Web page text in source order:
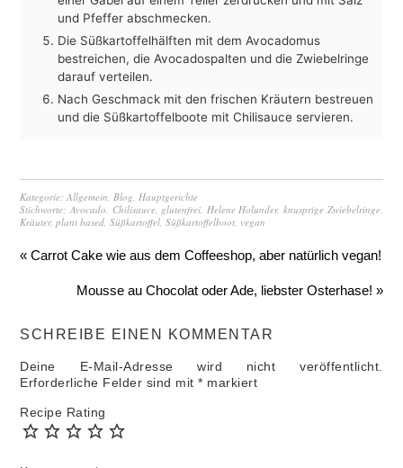
und Pfeffer abschmecken.
Die Süßkartoffelhälften mit dem Avocadomus
bestreichen, die Avocadospalten und die Zwiebelringe
darauf verteilen.
Nach Geschmack mit den frischen Kräutern bestreuen
und die Süßkartoffelboote mit Chilisauce servieren.
Kategorie:Allgemein,Blog,Hauptgerichte
Stichworte: Avocado, Chilisauce, glutenfrei, Helene Holunder,knusprige Zwiebelringe,
Kräuter,plant based,Süßkartoffel,Süßkartoffelboot, vegan
« Carrot Cake wie aus dem Coffeeshop, aber natürlich vegan!
Mousse au Chocolat oder Ade, liebster Osterhase! »
SCHREIBE EINEN KOMMENTAR
Deine E-Mail-Adresse wird nicht veröffentlicht.
Erforderliche Felder sind mit* markiert
Recipe Rating